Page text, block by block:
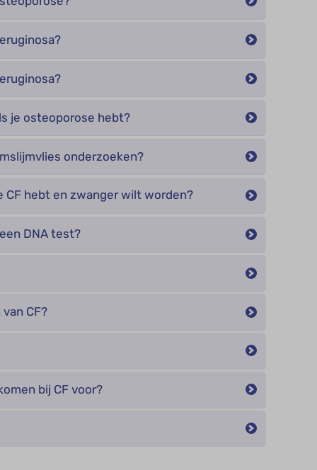
je osteoporose hebt?
onderzoeken?
CF hebt en zwanger wilt worden?
DNA test?
CF?
bij CF voor?